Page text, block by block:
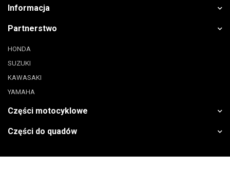
Informacja
Partnerstwo
HONDA
SUZUKI
KAWASAKI
YAMAHA
Części motocyklowe
Części do quadów